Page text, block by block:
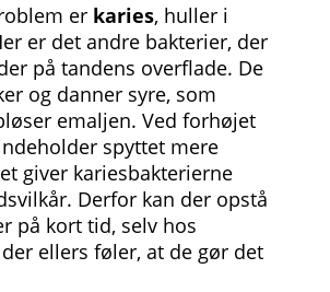
er karies, huller i
er det andre bakterier, der
på tandens overflade. De
og danner syre, som
emaljen. Ved forhøjet
spyttet mere
giver kariesbakterierne
Derfor kan der opstå
på kort tid, selv hos
ellers føler, at de gør det